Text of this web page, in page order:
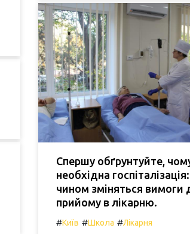
Спершу обґрунтуйте,
необхідна
чином зміняться вимоги
прийому в лікарню.
#Київ #Школа #Лікарня